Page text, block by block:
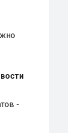
-